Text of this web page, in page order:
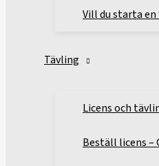
Vill du starta
Tävling
Licens och
Beställ licens –